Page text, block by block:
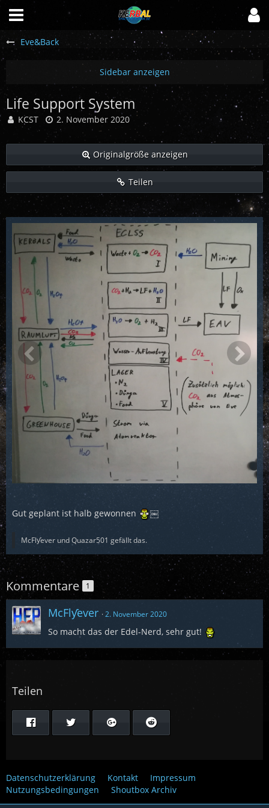
Eve&Back
Life Support System
KCST 2. November 2020
Originalgröße anzeigen
Teilen
Gut geplant ist halb gewonnen ￼
McFlƴeѵer und Quazar501 gefällt das.
Kommentare 1
McFlƴeѵer 2. November 2020
So macht das der Edel-Nerd, sehr gut!
Teilen
Datenschutzerklärung Kontakt
Impressum
Nutzungsbedingungen
Shoutbox Archiv